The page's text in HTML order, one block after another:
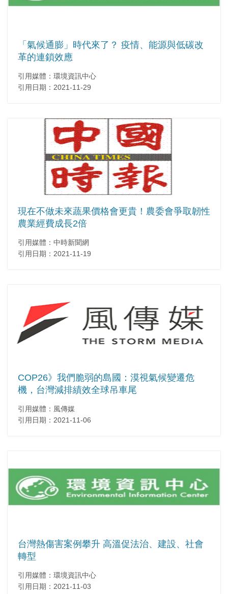
「氣候通膨」時代來了？ 疫情、能源與低碳改
革的連鎖效應
引用媒體：環境資訊中心
引用日期：2021-11-29
現在不做未來蔬果價格會更貴！農委會爭取韌性
農業經費成長2倍
引用媒體：中時新聞網
引用日期：2021-11-19
COP26》我們脆弱的島國：漠視氣候變遷危
機，台灣減排績效全球吊車尾
引用媒體：風傳媒
引用日期：2021-11-06
台灣熱傷害案例攀升 高溫促法治、建設、社會
轉型
引用媒體：環境資訊中心
引用日期：2021-11-03